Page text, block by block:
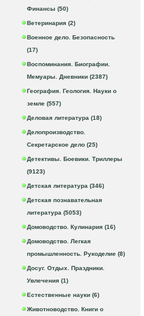
Финансы (50)
Ветеринария (2)
Военное дело. Безопасность
(17)
Воспоминания. Биографии.
Мемуары. Дневники (2387)
География. Геология. Науки о
земле (557)
Деловая литература (18)
Делопроизводство.
Секретарское дело (25)
Детективы. Боевики. Триллеры
(9123)
Детская литература (346)
Детская познавательная
литература (5053)
Домоводство. Кулинария (16)
Домоводство. Легкая
промышленность. Рукоделие (8)
Досуг. Отдых. Праздники.
Увлечения (1)
Естественные науки (6)
Животноводство. Книги о